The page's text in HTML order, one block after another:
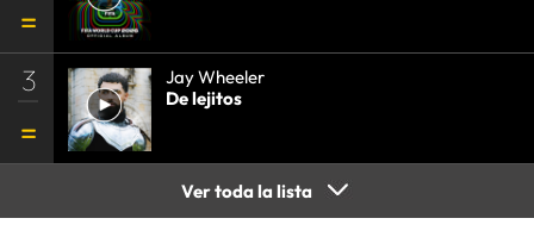
3
Jay Wheeler
De lejitos
Ver toda la lista